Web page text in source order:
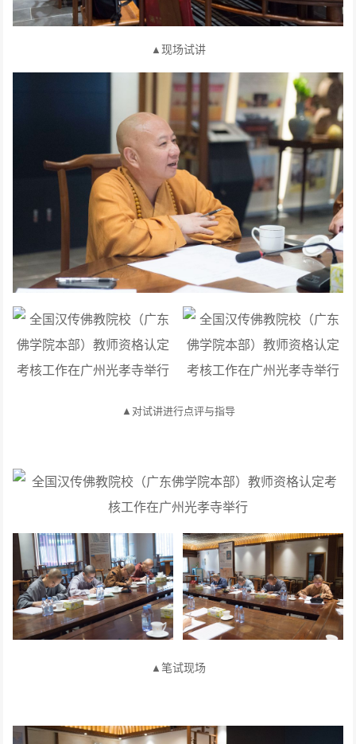
▲ 现场试讲
▲对试讲进行点评与指导
▲ 笔试现场